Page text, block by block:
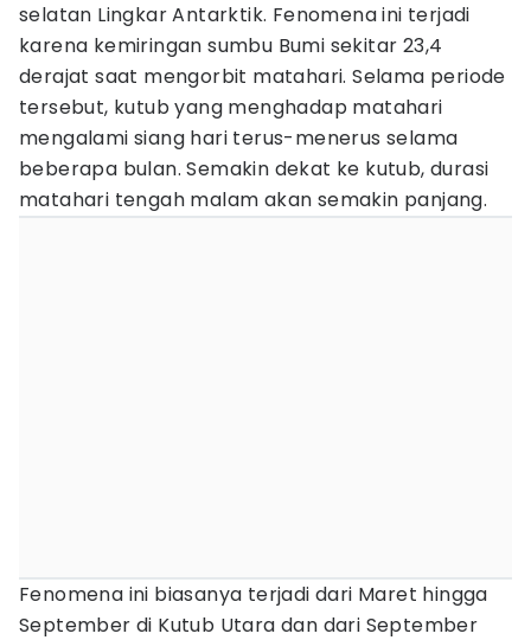
selatan Lingkar Antarktik. Fenomena ini terjadi
karena kemiringan sumbu Bumi sekitar 23,4
derajat saat mengorbit matahari. Selama periode
tersebut, kutub yang menghadap matahari
mengalami siang hari terus-menerus selama
beberapa bulan. Semakin dekat ke kutub, durasi
matahari tengah malam akan semakin panjang.
Fenomena ini biasanya terjadi dari Maret hingga
September di Kutub Utara dan dari September